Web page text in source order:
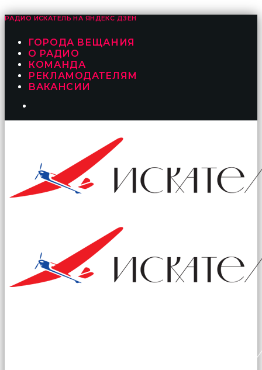
РАДИО ИСКАТЕЛЬ НА ЯНДЕКС ДЗЕН
ГОРОДА ВЕЩАНИЯ
О РАДИО
КОМАНДА
РЕКЛАМОДАТЕЛЯМ
ВАКАНСИИ